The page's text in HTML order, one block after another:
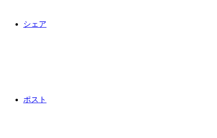
シェア
ポスト